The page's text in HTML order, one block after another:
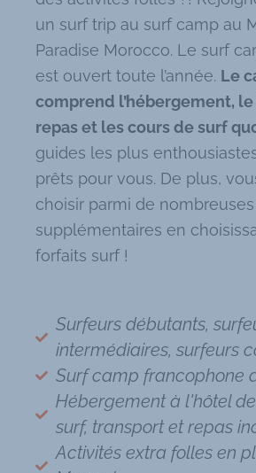
un surf trip au surf camp au
Paradise Morocco. Le surf
est ouvert toute l’année. Le
comprend l’hébergement,
repas et les cours de surf
guides les plus
prêts pour vous. De plus,
choisir parmi de
supplémentaires en
forfaits surf !
Surfeurs débutants,
intermédiaires, surfeurs
Surf camp francophone
Hébergement à l'hôtel
surf, transport et repas
Activités extra folles en